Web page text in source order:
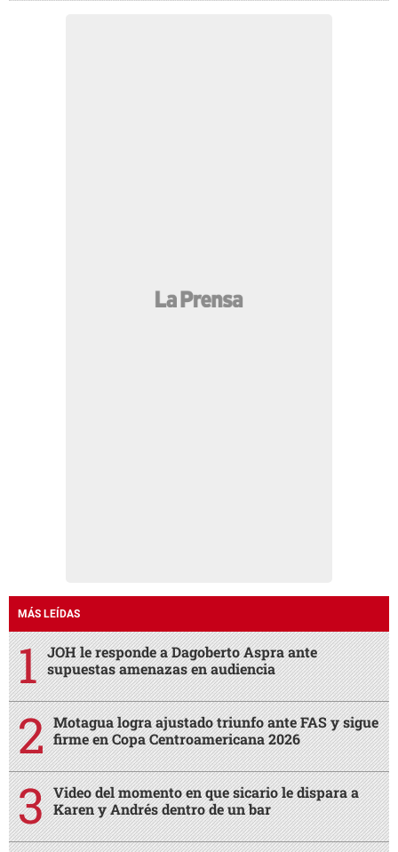
MÁS LEÍDAS
JOH le responde a Dagoberto Aspra ante
supuestas amenazas en audiencia
Motagua logra ajustado triunfo ante FAS y sigue
firme en Copa Centroamericana 2026
Video del momento en que sicario le dispara a
Karen y Andrés dentro de un bar